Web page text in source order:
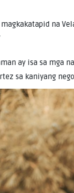
na
ay isa sa mga
sa kaniyang